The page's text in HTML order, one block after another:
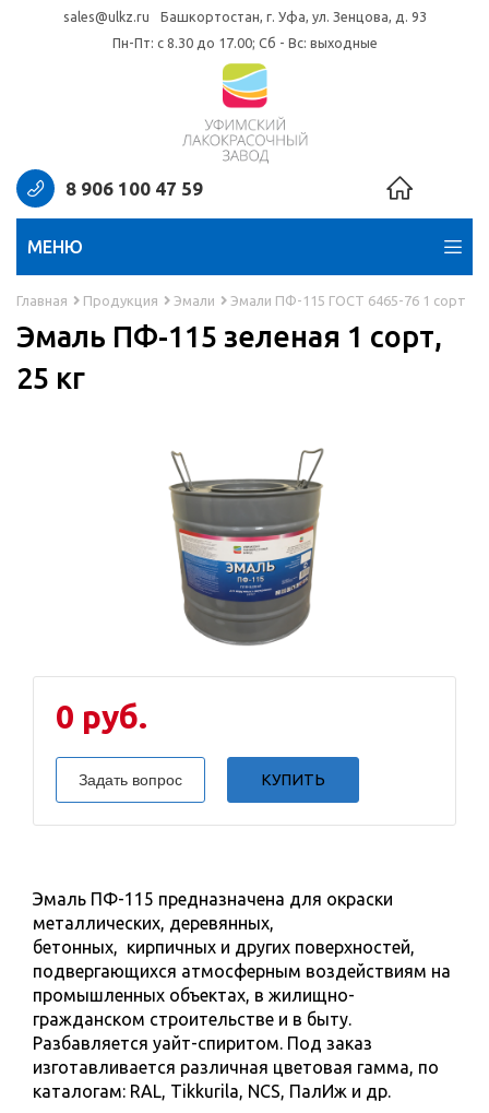
sales@ulkz.ru
Башкортостан, г. Уфа, ул. Зенцова, д. 93
Пн-Пт: с 8.30 до 17.00; Сб - Вс: выходные
8 906 100 47 59
МЕНЮ
Главная Продукция Эмали Эмали ПФ-115 ГОСТ 6465-76 1 сорт
Эмаль ПФ-115 зеленая 1 сорт,
25 кг
0 руб.
Задать вопрос КУПИТЬ
Эмаль ПФ-115 предназначена для окраски
металлических, деревянных,
бетонных, кирпичных и других поверхностей,
подвергающихся атмосферным воздействиям на
промышленных объектах, в жилищно-
гражданском строительстве и в быту.
Разбавляется уайт-спиритом. Под заказ
изготавливается различная цветовая гамма, по
каталогам: RAL, Tikkurila, NCS, ПалИж и др.